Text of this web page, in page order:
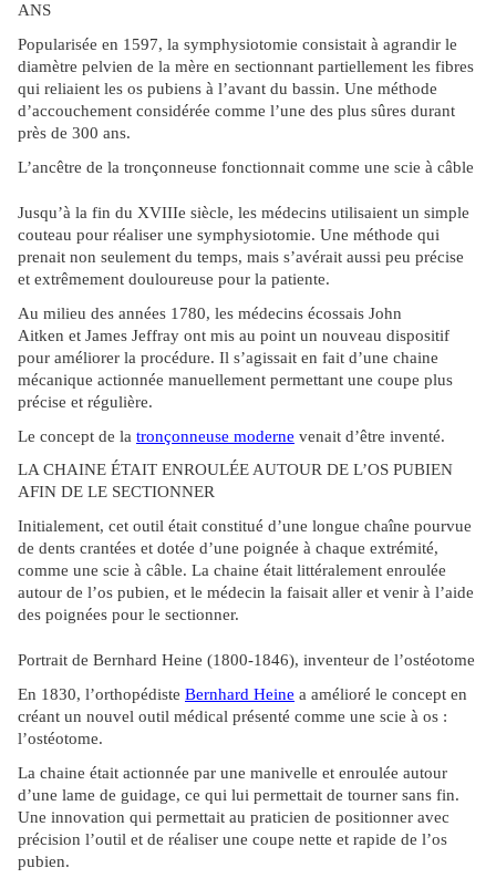
ANS
Popularisée en 1597, la symphysiotomie consistait à agrandir le
diamètre pelvien de la mère en sectionnant partiellement les fibres
qui reliaient les os pubiens à l’avant du bassin. Une méthode
d’accouchement considérée comme l’une des plus sûres durant
près de 300 ans.
L’ancêtre de la tronçonneuse fonctionnait comme une scie à câble
Jusqu’à la fin du XVIIIe siècle, les médecins utilisaient un simple
couteau pour réaliser une symphysiotomie. Une méthode qui
prenait non seulement du temps, mais s’avérait aussi peu précise
et extrêmement douloureuse pour la patiente.
Au milieu des années 1780, les médecins écossais John
Aitken et James Jeffray ont mis au point un nouveau dispositif
pour améliorer la procédure. Il s’agissait en fait d’une chaine
mécanique actionnée manuellement permettant une coupe plus
précise et régulière.
Le concept de la tronçonneuse moderne venait d’être inventé.
LA CHAINE ÉTAIT ENROULÉE AUTOUR DE L’OS PUBIEN
AFIN DE LE SECTIONNER
Initialement, cet outil était constitué d’une longue chaîne pourvue
de dents crantées et dotée d’une poignée à chaque extrémité,
comme une scie à câble. La chaine était littéralement enroulée
autour de l’os pubien, et le médecin la faisait aller et venir à l’aide
des poignées pour le sectionner.
Portrait de Bernhard Heine (1800-1846), inventeur de l’ostéotome
En 1830, l’orthopédiste Bernhard Heine a amélioré le concept en
créant un nouvel outil médical présenté comme une scie à os :
l’ostéotome.
La chaine était actionnée par une manivelle et enroulée autour
d’une lame de guidage, ce qui lui permettait de tourner sans fin.
Une innovation qui permettait au praticien de positionner avec
précision l’outil et de réaliser une coupe nette et rapide de l’os
pubien.